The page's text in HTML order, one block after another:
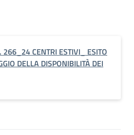
266_24 CENTRI ESTIVI_ ESITO
DELLA DISPONIBILITÀ DEI